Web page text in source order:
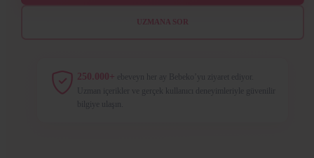
UZMANA SOR
250.000+ ebeveyn her ay Bebeko’yu ziyaret ediyor.
Uzman içerikler ve gerçek kullanıcı deneyimleriyle güvenilir
bilgiye ulaşın.